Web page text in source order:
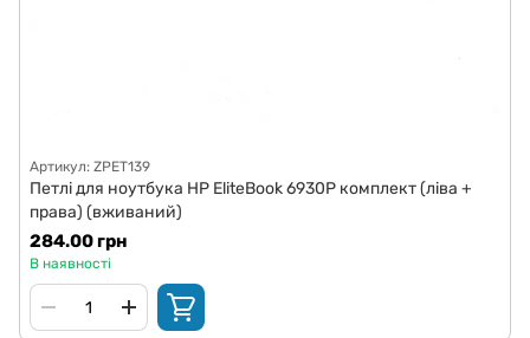
Артикул: ZPET139
Петлі для ноутбука HP EliteBook 6930P комплект (ліва +
права) (вживаний)
284.00 грн
В наявності